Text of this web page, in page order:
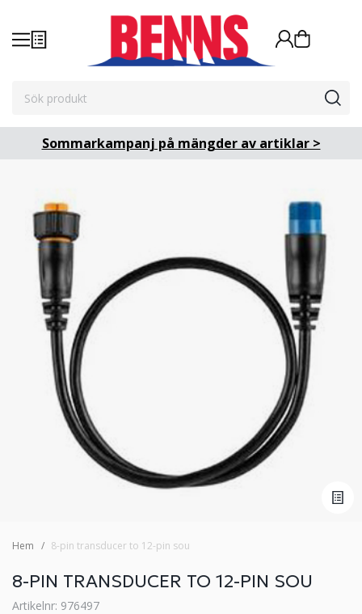
Sommarkampanj på mängder av artiklar >
Hem 8-pin transducer to 12-pin sou
8-PIN TRANSDUCER TO 12-PIN SOU
Artikelnr: 976497